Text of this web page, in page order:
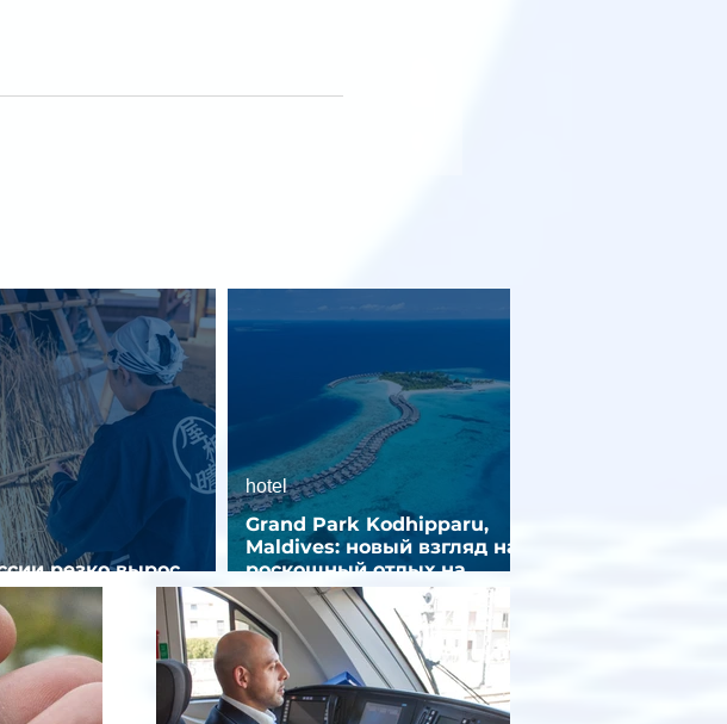
резко вырос
на отели без звезд
Grand Park Kodhipparu,
Maldives: новый взгляд на
роскошный отдых на
Мальдивах
hotel